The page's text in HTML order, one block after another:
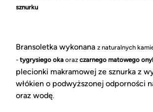
sznurku
Bransoletka wykonana z naturalnych
- tygrysiego oka oraz czarnego matowego
plecionki makramowej ze sznurka z
włókien o podwyższonej odporności
oraz wodę.